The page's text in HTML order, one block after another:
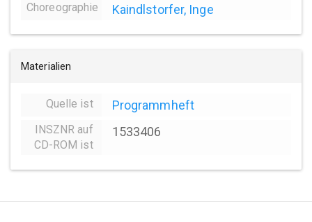
Choreographie Kaindlstorfer, Inge
Materialien
Quelle ist Programmheft
INSZNR auf
CD-ROM ist
1533406